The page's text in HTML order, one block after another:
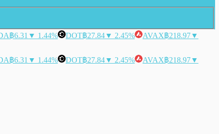
฿6.31 ▼ 1.44% DOT฿27.84▼ 2.45% AVAX฿218.97▼
฿6.31 ▼ 1.44% DOT฿27.84▼ 2.45% AVAX฿218.97▼